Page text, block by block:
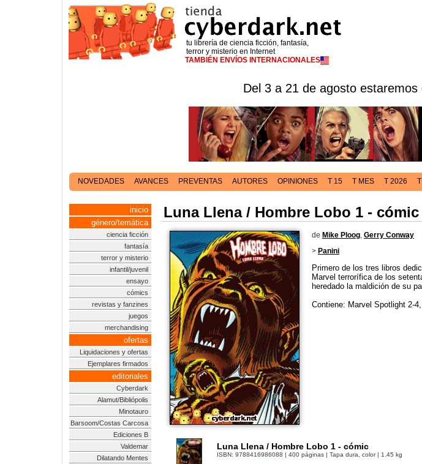
tu librería de ciencia ficción, fantasía,
terror y misterio en Internet
TAMBIÉN ENVÍOS INTERNACIONALES
Del 3 a 21 de agosto estaremos
NOVEDADES AVANCES PREVENTAS AUTORES OPINIONES T 15 T MES T 2026
inicio
género/temática
ciencia ficción
fantasía
terror y misterio
infantil/juvenil
ensayo
cómics
revistas y fanzines
juegos
merchandising
ofertas
Liquidaciones y ofertas
Ejemplares firmados
editoriales
Cyberdark
Alamut/Bibliópolis
Minotauro
Barsoom/Costas Carcosa
Ediciones B
Valdemar
Dilatando Mentes
Luna Llena / Hombre Lobo 1 - cómic
de Mike Ploog, Gerry Conway
> Panini
Primero de los tres libros
Marvel terrorífica de los
heredado la maldición de su
Contiene: Marvel Spotlight 2-
Luna Llena / Hombre Lobo 1 - cómic
ISBN: 9788416986088 | 400 páginas | Tapa dura, color | 1.45 kg